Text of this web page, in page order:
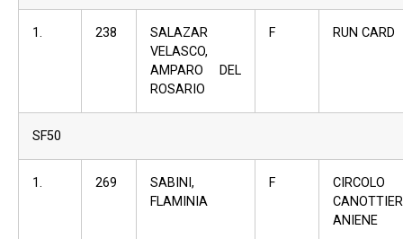
1. 238
SALAZAR
VELASCO,
AMPARO DEL
ROSARIO
F RUN CARD
SF50
1. 269
SABINI,
FLAMINIA
F
CIRCOLO
ANIENE